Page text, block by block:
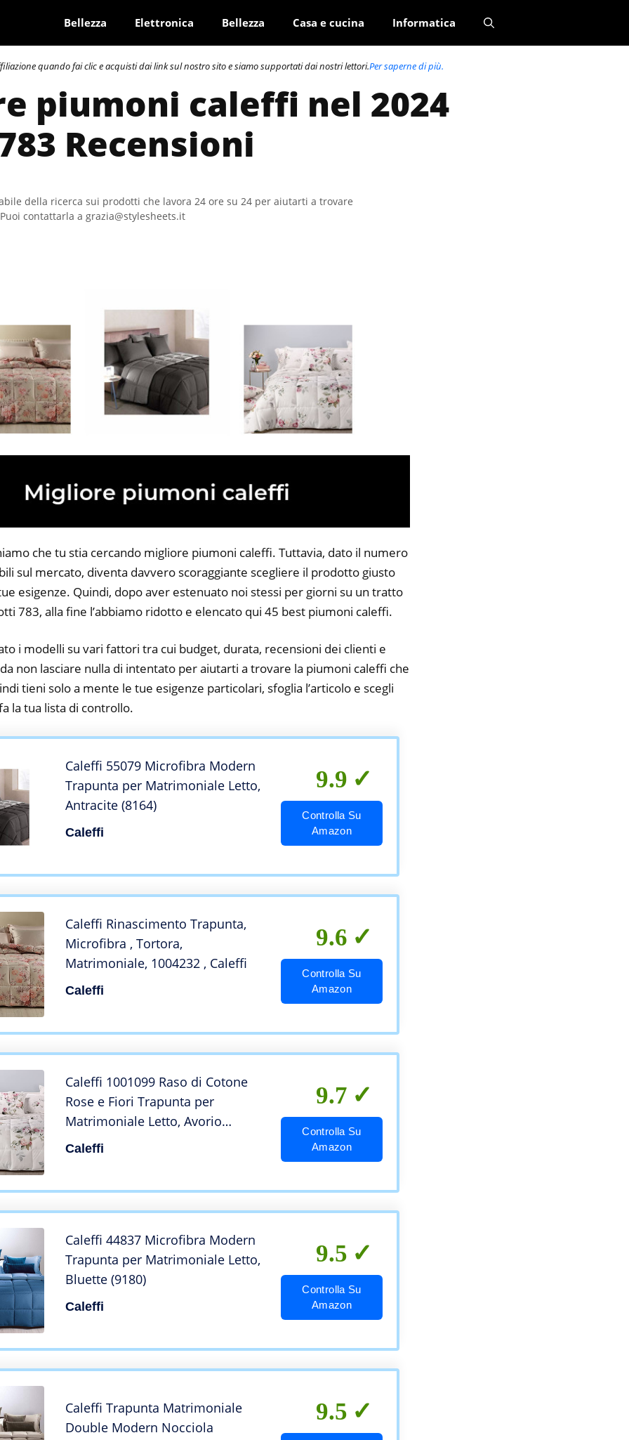
Bellezza Elettronica Bellezza Casa e cucina Informatica
quando fai clic e acquisti dai link sul nostro sito e siamo supportati dai nostri lettori.Per saperne di più.
piumoni caleffi nel 2024
Recensioni
della ricerca sui prodotti che lavora 24 ore su 24 per aiutarti a trovare
contattarla a grazia@stylesheets.it
che tu stia cercando migliore piumoni caleffi. Tuttavia, dato il numero
sul mercato, diventa davvero scoraggiante scegliere il prodotto giusto
esigenze. Quindi, dopo aver estenuato noi stessi per giorni su un tratto
783, alla fine l’abbiamo ridotto e elencato qui 45 best piumoni caleffi.
i modelli su vari fattori tra cui budget, durata, recensioni dei clienti e
non lasciare nulla di intentato per aiutarti a trovare la piumoni caleffi che
tieni solo a mente le tue esigenze particolari, sfoglia l’articolo e scegli
la tua lista di controllo.
Caleffi 55079 Microfibra Modern
Trapunta per Matrimoniale Letto,
Antracite (8164)
Caleffi
9.9
Controlla Su
Amazon
Caleffi Rinascimento Trapunta,
Microfibra , Tortora,
Matrimoniale, 1004232 , Caleffi
Caleffi
9.6
Controlla Su
Amazon
Caleffi 1001099 Raso di Cotone
Rose e Fiori Trapunta per
Matrimoniale Letto, Avorio
(16812)
Caleffi
9.7
Controlla Su
Amazon
Caleffi 44837 Microfibra Modern
Trapunta per Matrimoniale Letto,
Bluette (9180)
Caleffi
9.5
Controlla Su
Amazon
Caleffi Trapunta Matrimoniale
Double Modern Nocciola
9.5